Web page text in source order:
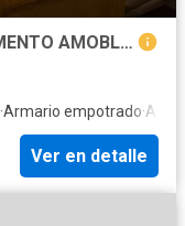
ALQUILER EXCLUSIVO | DEPARTAMENTO AMOBLADO DE ESTRENO EN SANTA MÓNICA Vive en una de las mejores zonas residenciales de Wanchaq.
·Armario empotrado·
Ver en detalle